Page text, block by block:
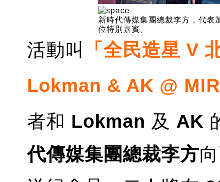
新時代傳媒集團總裁李方，代
位特別嘉賓。
活動叫
「全民造星 V
Lokman & AK @
者和 Lokman 及 AK
代傳媒集團總裁李方